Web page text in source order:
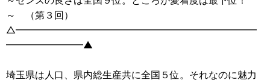
～ （第３回）
△━━━━━━━━━━━━━━━━━━━━━━━━━
━━━━━━━━▲
埼玉県は人口、県内総生産共に全国５位。それなのに魅力